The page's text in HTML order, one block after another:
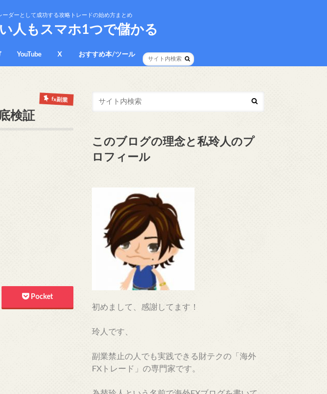
ダーとして成功する攻略トレードの始め方まとめ
人もスマホ1つで儲かる
YouTube X おすすめ本/ツール
fx副業
検証
Pocket
このブログの理念と私玲人のプ
ロフィール
初めまして、感謝してます！
玲人です、
副業禁止の人でも実践できる財テクの「海外
FXトレード」の専門家です。